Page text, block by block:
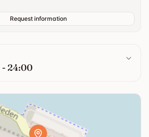
Request information
- 24:00